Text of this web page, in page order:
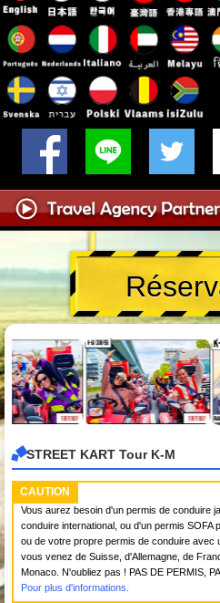
STREET KART Tour K-M
CAUTION
Vous aurez besoin d'un permis de conduire
conduire international, ou d'un permis SOFA
ou de votre propre permis de conduire avec
vous venez de Suisse, d'Allemagne, de
Monaco. N'oubliez pas ! PAS DE PERMIS,
Pour plus d'informations.